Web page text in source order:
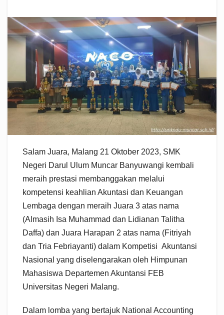
Salam Juara, Malang 21 Oktober 2023, SMK
Negeri Darul Ulum Muncar Banyuwangi kembali
meraih prestasi membanggakan melalui
kompetensi keahlian Akuntasi dan Keuangan
Lembaga dengan meraih Juara 3 atas nama
(Almasih Isa Muhammad dan Lidianan Talitha
Daffa) dan Juara Harapan 2 atas nama (Fitriyah
dan Tria Febriayanti) dalam Kompetisi Akuntansi
Nasional yang diselengarakan oleh Himpunan
Mahasiswa Departemen Akuntansi FEB
Universitas Negeri Malang.
Dalam lomba yang bertajuk National Accounting